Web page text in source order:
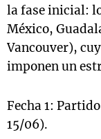
la fase inicial:
México,
Vancouver),
imponen un
Fecha 1:
15/06).